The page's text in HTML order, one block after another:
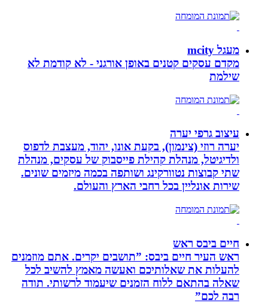
מעגל mcity
מקדם עסקים קטנים באופן אורגני - לא קודמת לא
שילמת
עיצוב גרפי יערה
יערה רוזי (צינמון), בקעת אונו, יהוד, מעצבת לדפוס
ולדיגיטל, מנהלת קהילת פייסבוק של עסקים, מנהלת
שתי קבוצות נטוורקינג ושותפה בכמה מיזמים שונים.
שירות אונליין בכל רחבי הארץ והעולם.
חיים ביבס ראש
ראש העיר חיים ביבס: ”תושבים יקרים. אתם מוזמנים
להעלות את שאלותיכם ואעשה מאמץ להשיב לכל
שאלה בהתאם ללוח הזמנים שיעמוד לרשותי. תודה
רבה לכם”